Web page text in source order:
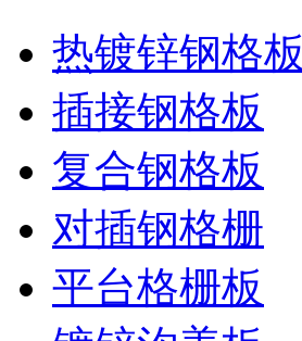
热镀锌钢格板
插接钢格板
复合钢格板
对插钢格栅
平台格栅板